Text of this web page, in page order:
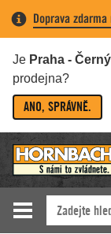
Doprava
Je Praha -
prodejna?
ANO, SPRÁVNĚ.